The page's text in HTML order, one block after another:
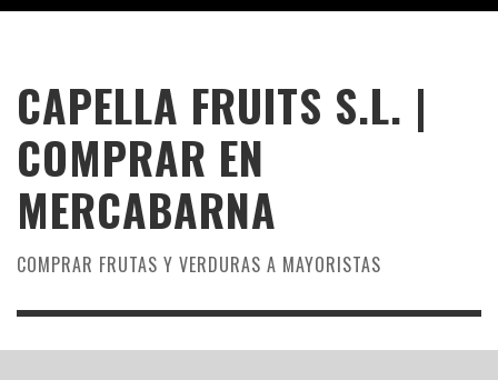
CAPELLA FRUITS S.L. |
COMPRAR EN
MERCABARNA
COMPRAR FRUTAS Y VERDURAS A MAYORISTAS